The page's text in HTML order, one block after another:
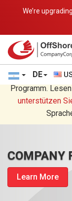
We’re
DE
Sie lesen
Programm.
unterstützen
COMPANY
Learn More